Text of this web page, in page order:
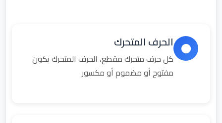
الحرف المتحرك
كل حرف متحرك مقطع، الحرف المتحرك يكون
مفتوح أو مضموم أو مكسور